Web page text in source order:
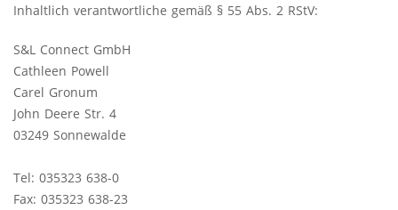
Inhaltlich verantwortliche gemäß § 55 Abs. 2 RStV:
S&L Connect GmbH
Cathleen Powell
Carel Gronum
John Deere Str. 4
03249 Sonnewalde
Tel: 035323 638-0
Fax: 035323 638-23